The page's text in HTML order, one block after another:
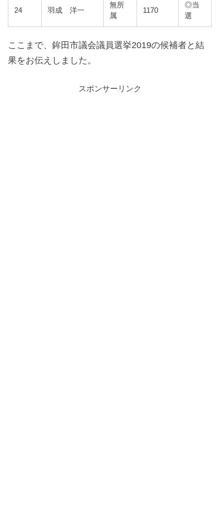
24 羽成 洋一
無所
属
1170
◎当
選
ここまで、鉾田市議会議員選挙2019の候補者と結
果をお伝えしました。
スポンサーリンク